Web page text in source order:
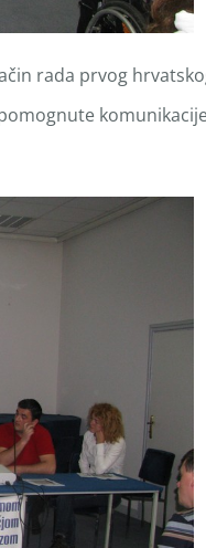
rada prvog